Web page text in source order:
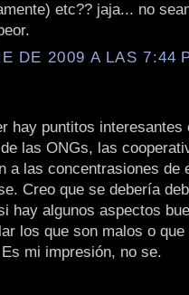
etc?? jaja... no
DE 2009 A LAS 7:44
hay puntitos interesantes
las ONGs, las
a las concentrasiones de
Creo que se debería
hay algunos aspectos
los que son malos o
mi impresión, no se.